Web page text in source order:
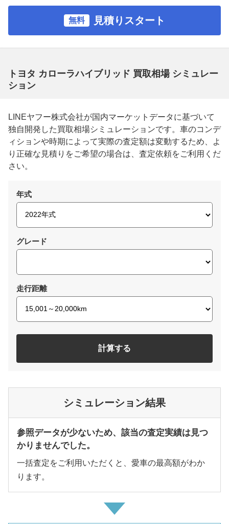
無料 見積りスタート
トヨタ カローラハイブリッド 買取相場 シミュレー
ション
LINEヤフー株式会社が国内マーケットデータに基づいて
独自開発した買取相場シミュレーションです。車のコンデ
ィションや時期によって実際の査定額は変動するため、よ
り正確な見積りをご希望の場合は、査定依頼をご利用くだ
さい。
年式
グレード
走行距離
計算する
シミュレーション結果
参照データが少ないため、該当の査定実績は見つ
かりませんでした。
一括査定をご利用いただくと、愛車の最高額がわか
ります。